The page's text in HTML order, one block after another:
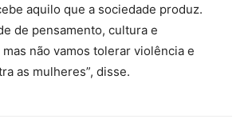
aquilo que a sociedade produz.
de pensamento, cultura e
não vamos tolerar violência e
as mulheres”, disse.